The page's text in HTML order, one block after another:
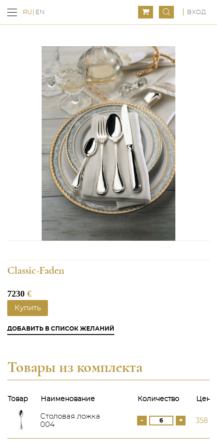
RU EN ВХОД
Classic-Faden
7230 €
Купить
ДОБАВИТЬ В СПИСОК ЖЕЛАНИЙ
Товары из комплекта
Товар Наименование Количество Цена
Столовая ложка
004
- + 358 €